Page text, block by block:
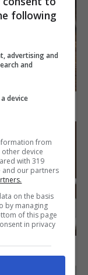
following
advertising and
and
device
from
device
with 319
and our partners
on the basis
by managing
of this page
in privacy